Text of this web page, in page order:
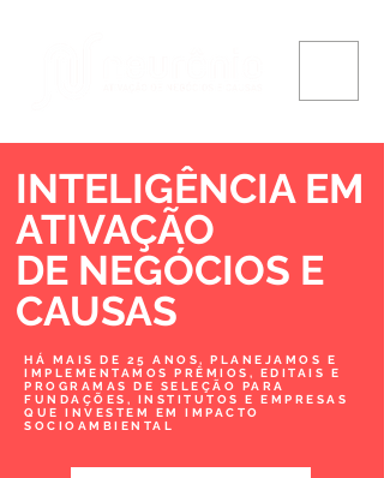
INTELIGÊNCIA EM
ATIVAÇÃO
DE NEGÓCIOS E
CAUSAS
HÁ MAIS DE 25 ANOS, PLANEJAMOS E
IMPLEMENTAMOS PRÊMIOS, EDITAIS E
PROGRAMAS DE SELEÇÃO PARA
FUNDAÇÕES, INSTITUTOS E EMPRESAS
QUE INVESTEM EM IMPACTO
SOCIOAMBIENTAL